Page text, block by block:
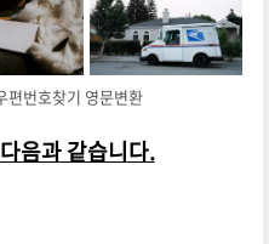
편번호찾기 영문변환
음과 같습니다.